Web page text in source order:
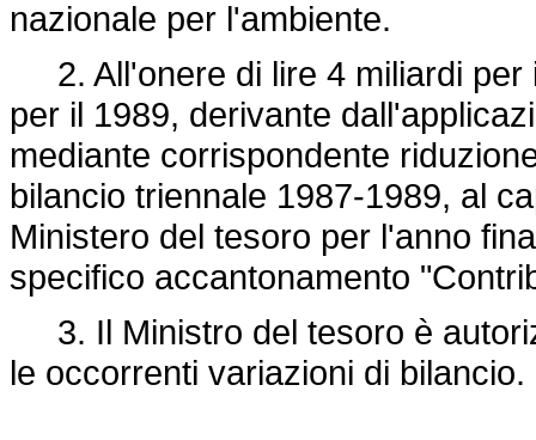
nazionale per l'ambiente.
2. All'onere di lire 4 miliardi per
per il 1989, derivante
mediante corrispondente
bilancio triennale 1987-1989, al
Ministero del tesoro per l'anno
specifico accantonamento
3. Il Ministro del tesoro è
le occorrenti variazioni di bilancio.